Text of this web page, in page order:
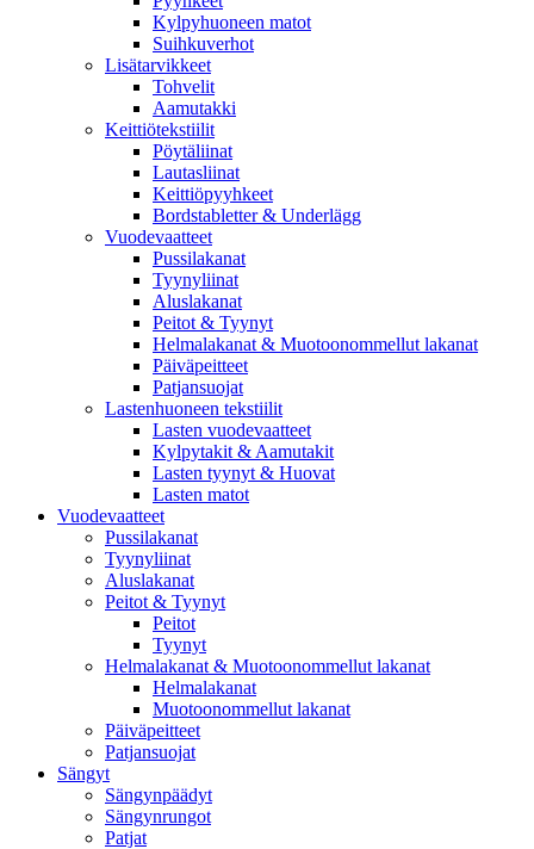
Kylpyhuoneen matot
Suihkuverhot
Lisätarvikkeet
Tohvelit
Aamutakki
Keittiötekstiilit
Pöytäliinat
Lautasliinat
Keittiöpyyhkeet
Bordstabletter & Underlägg
Vuodevaatteet
Pussilakanat
Tyynyliinat
Aluslakanat
Peitot & Tyynyt
Helmalakanat & Muotoonommellut lakanat
Päiväpeitteet
Patjansuojat
Lastenhuoneen tekstiilit
Lasten vuodevaatteet
Kylpytakit & Aamutakit
Lasten tyynyt & Huovat
Lasten matot
Vuodevaatteet
Pussilakanat
Tyynyliinat
Aluslakanat
Peitot & Tyynyt
Peitot
Tyynyt
Helmalakanat & Muotoonommellut lakanat
Helmalakanat
Muotoonommellut lakanat
Päiväpeitteet
Patjansuojat
Sängyt
Sängynpäädyt
Sängynrungot
Patjat